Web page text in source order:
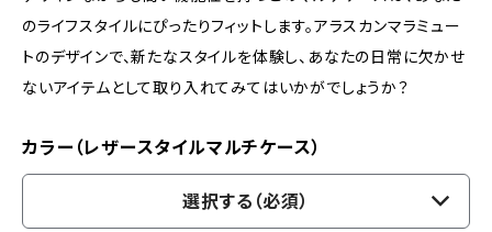
のライフスタイルにぴったりフィットします。アラスカンマラミュー
トのデザインで、新たなスタイルを体験し、あなたの日常に欠かせ
ないアイテムとして取り入れてみてはいかがでしょうか？
カラー（レザースタイルマルチケース）
選択する（必須）